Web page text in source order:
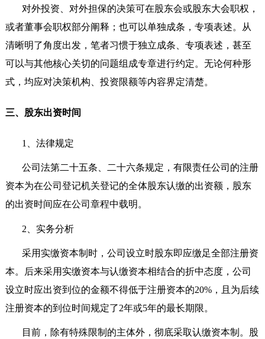
对外投资、对外担保的决策可在股东会或股东大会职权，
或者董事会职权部分阐释；也可以单独成条，专项表述。从
清晰明了角度出发，笔者习惯于独立成条、专项表述，甚至
可以与其他核心关切的问题组成专章进行约定。无论何种形
式，均应对决策机构、投资限额等内容界定清楚。
三、股东出资时间
1 、法律规定
公司法第二十五条、二十六条规定，有限责任公司的注册
资本为在公司登记机关登记的全体股东认缴的出资额，股东
的出资时间应在公司章程中载明。
2 、实务分析
采用实缴资本制时，公司设立时股东即应缴足全部注册资
本。后来采用实缴资本与认缴资本相结合的折中态度，公司
设立时应出资到位的金额不得低于注册资本的20%，且为后续
注册资本的到位时间规定了2年或5年的最长期限。
目前，除有特殊限制的主体外，彻底采取认缴资本制。股